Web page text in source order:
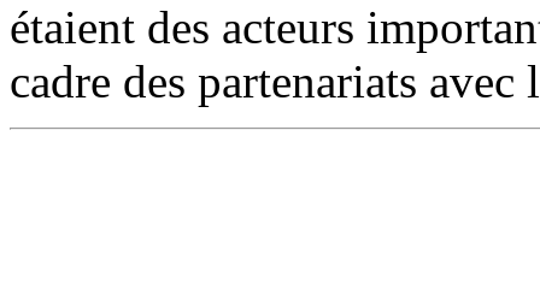
étaient des acteurs
cadre des partenariats avec